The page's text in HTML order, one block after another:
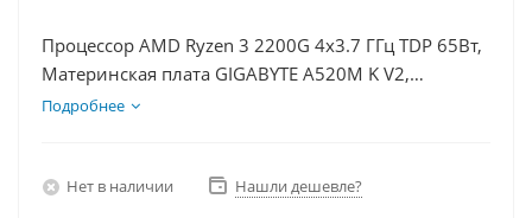
Процессор AMD Ryzen 3 2200G 4x3.7 ГГц TDP 65Вт,
Материнская плата GIGABYTE A520M K V2,
Видеокарта UltraHD 1Гб, Память DDR4 32Gb,
Подробнее
Нет в наличии Нашли дешевле?